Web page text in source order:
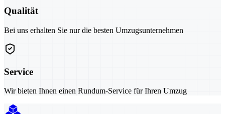
Qualität
Bei uns erhalten Sie nur die besten Umzugsunternehmen
Service
Wir bieten Ihnen einen Rundum-Service für Ihren Umzug